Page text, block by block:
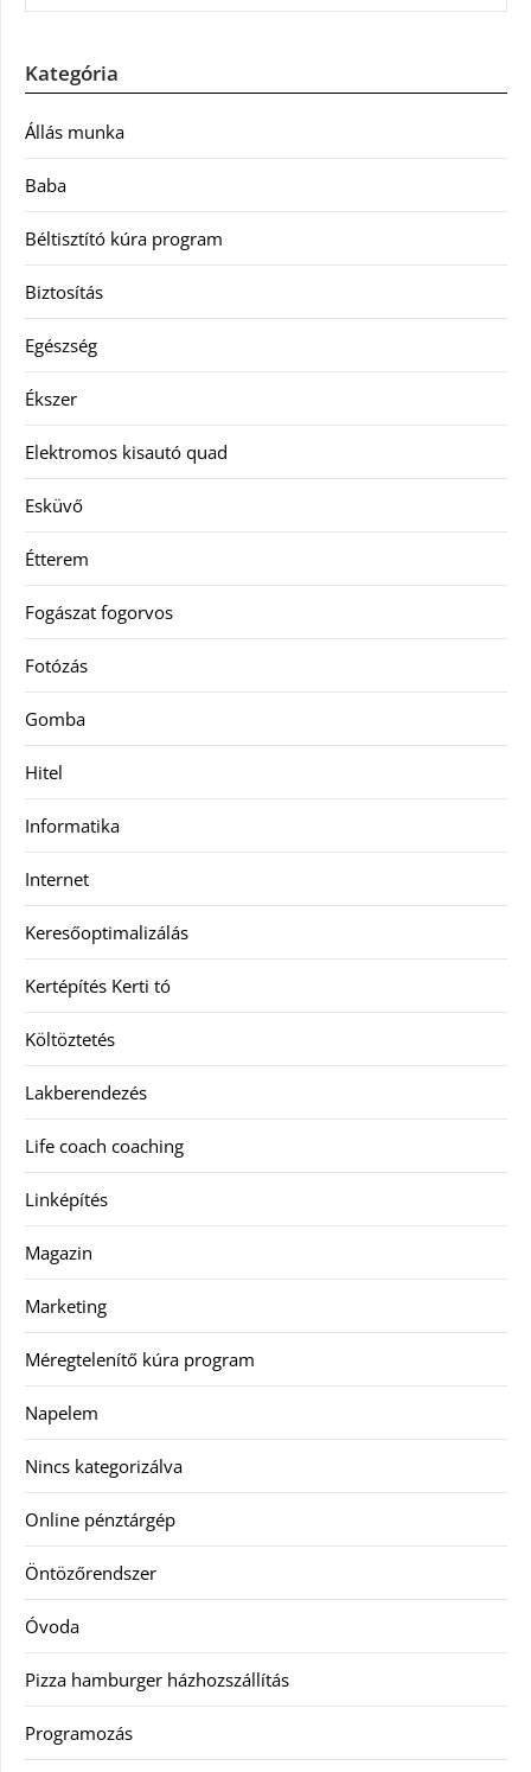
Kategória
Állás munka
Baba
Béltisztító kúra program
Biztosítás
Egészség
Ékszer
Elektromos kisautó quad
Esküvő
Étterem
Fogászat fogorvos
Fotózás
Gomba
Hitel
Informatika
Internet
Keresőoptimalizálás
Kertépítés Kerti tó
Költöztetés
Lakberendezés
Life coach coaching
Linképítés
Magazin
Marketing
Méregtelenítő kúra program
Napelem
Nincs kategorizálva
Online pénztárgép
Öntözőrendszer
Óvoda
Pizza hamburger házhozszállítás
Programozás